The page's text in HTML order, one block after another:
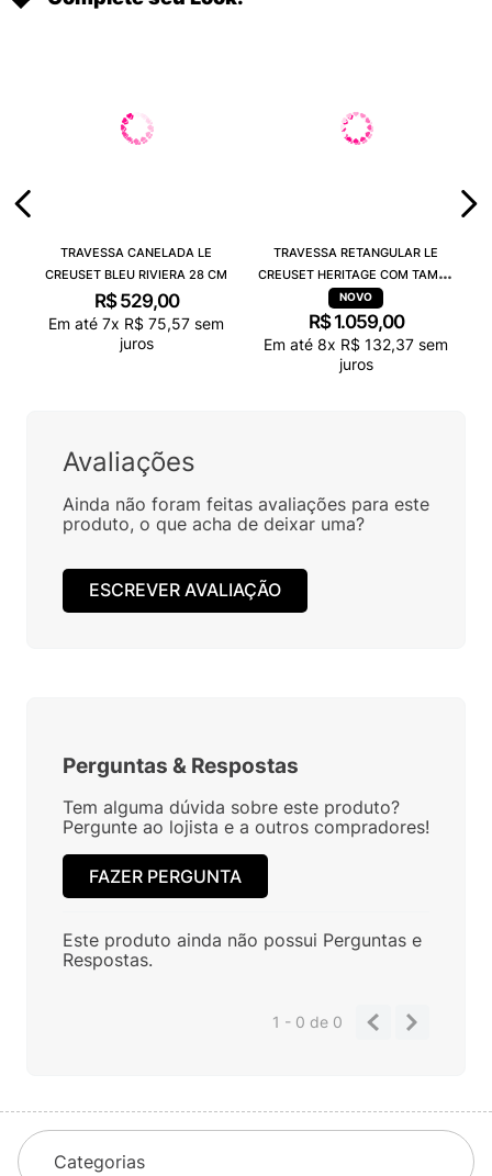
TRAVESSA CANELADA LE
CREUSET BLEU RIVIERA 28 CM
R$ 529,00
Em até 7x R$ 75,57 sem
juros
TRAVESSA RETANGULAR LE
CREUSET HERITAGE COM TAMPA
BLEU RIVIERA
R$ 1.059,00
Em até 8x R$ 132,37 sem
juros
Avaliações
Ainda não foram feitas avaliações para este
produto, o que acha de deixar uma?
ESCREVER AVALIAÇÃO
Perguntas & Respostas
Tem alguma dúvida sobre este produto?
Pergunte ao lojista e a outros compradores!
FAZER PERGUNTA
Este produto ainda não possui Perguntas e
Respostas.
1 - 0de 0
Categorias